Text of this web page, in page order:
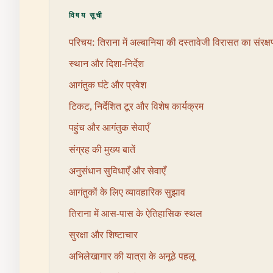
विषय सूची
परिचय: तिराना में अल्बानिया की दस्तावेजी विरासत का
स्थान और दिशा-निर्देश
आगंतुक घंटे और प्रवेश
टिकट, निर्देशित टूर और विशेष कार्यक्रम
पहुंच और आगंतुक सेवाएँ
संग्रह की मुख्य बातें
अनुसंधान सुविधाएँ और सेवाएँ
आगंतुकों के लिए व्यावहारिक सुझाव
तिराना में आस-पास के ऐतिहासिक स्थल
सुरक्षा और शिष्टाचार
अभिलेखागार की यात्रा के अनूठे पहलू